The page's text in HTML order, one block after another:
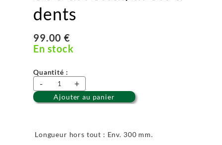
dents
99.00 €
En stock
Quantité :
- +
Ajouter au panier
Longueur hors tout : Env. 300 mm.